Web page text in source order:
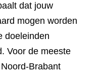
dat jouw
mogen worden
doeleinden
Voor de meeste
Brabant